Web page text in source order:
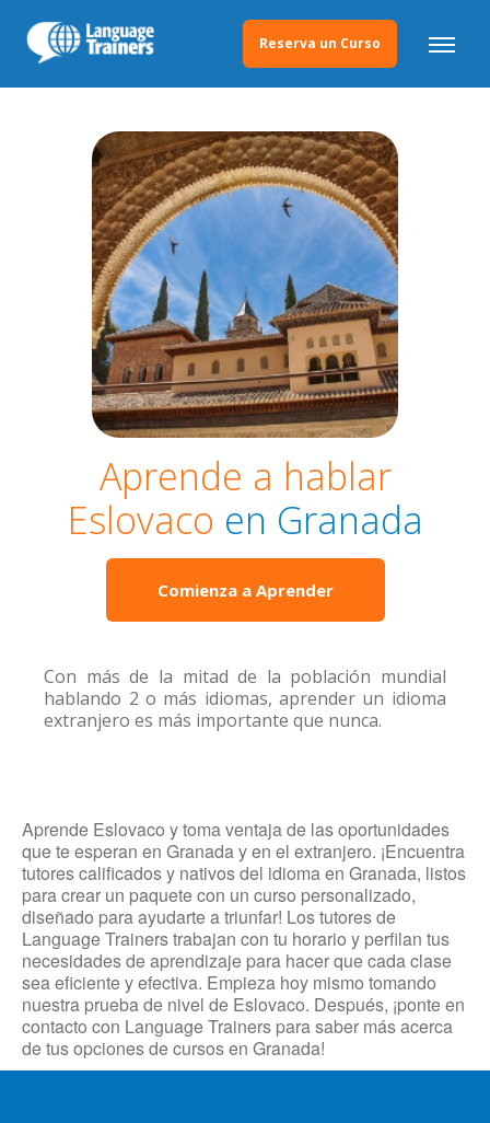
Reserva un Curso
Aprende a hablar
Eslovaco en Granada
Comienza a Aprender
Con más de la mitad de la población mundial
hablando 2 o más idiomas, aprender un idioma
extranjero es más importante que nunca.
Aprende Eslovaco y toma ventaja de las oportunidades
que te esperan en Granada y en el extranjero. ¡Encuentra
tutores calificados y nativos del idioma en Granada, listos
para crear un paquete con un curso personalizado,
diseñado para ayudarte a triunfar! Los tutores de
Language Trainers trabajan con tu horario y perfilan tus
necesidades de aprendizaje para hacer que cada clase
sea eficiente y efectiva. Empieza hoy mismo tomando
nuestra prueba de nivel de Eslovaco. Después, ¡ponte en
contacto con Language Trainers para saber más acerca
de tus opciones de cursos en Granada!